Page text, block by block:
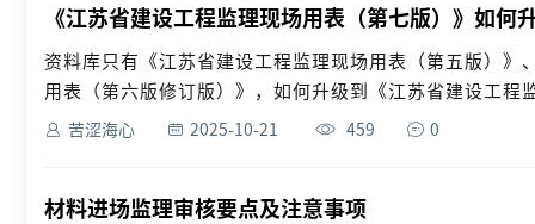
《江苏省建设工程监理现场用表（第七版）》如何
资料库只有《江苏省建设工程监理现场用表（第五版）
用表（第六版修订版）》，如何升级到《江苏省建设工
苦涩海心 2025-10-21 459 0
材料进场监理审核要点及注意事项